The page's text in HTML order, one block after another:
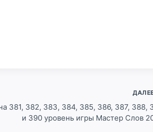
381, 382, 383, 384, 385, 386, 387, 388,
и 390 уровень игры Мастер Слов